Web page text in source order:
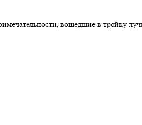
вошедшие в тройку